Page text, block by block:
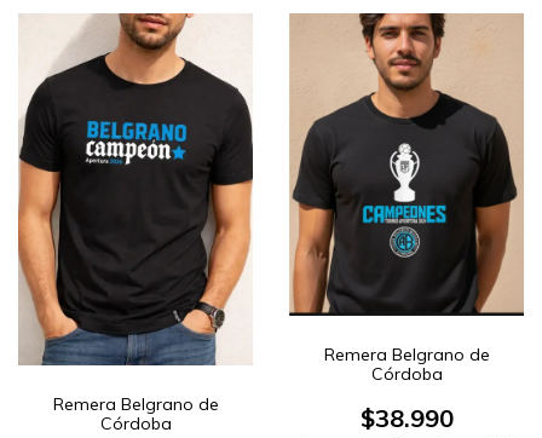
Remera Belgrano de
Córdoba
Remera Belgrano de
Córdoba
$38.990